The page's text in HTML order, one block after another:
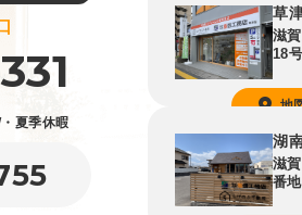
夏季休暇
草
滋
18
地
湖
滋
番地